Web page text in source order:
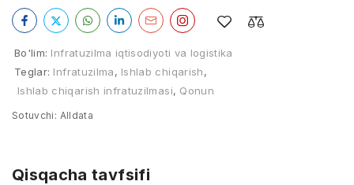
Bo'lim: Infratuzilma iqtisodiyoti va logistika
Teglar: Infratuzilma, Ishlab chiqarish,
Ishlab chiqarish infratuzilmasi, Qonun
Sotuvchi: Alldata
Qisqacha tavfsifi